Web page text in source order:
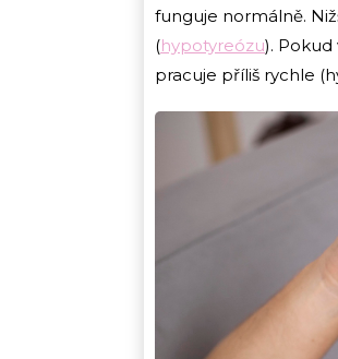
funguje normálně.
(hypotyreózu). Pokud
pracuje příliš rychle